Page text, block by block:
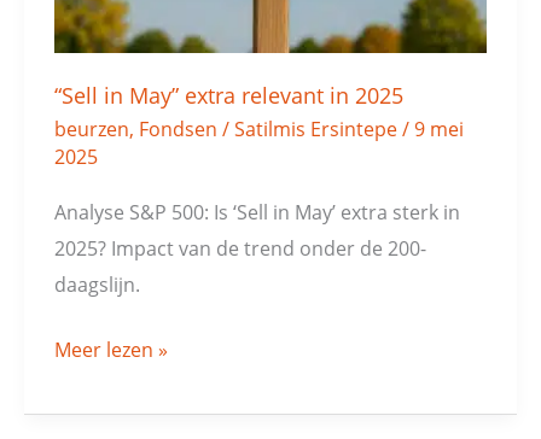
“Sell in May” extra relevant in 2025
beurzen, Fondsen /Satilmis Ersintepe/9 mei
2025
Analyse S&P 500: Is ‘Sell in May’ extra sterk in
2025? Impact van de trend onder de 200-
daagslijn.
Meer lezen »